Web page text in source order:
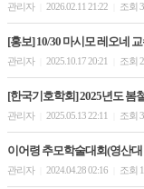
관리자 2026.02.11 21:22 조회
[홍보] 10/30 마시모 레오네
관리자 2025.10.17 20:21 조회
[한국기호학회] 2025년도 봄
관리자 2025.05.13 22:11 조회
이어령 추모학술대회(영산
관리자 2024.04.28 02:16 조회